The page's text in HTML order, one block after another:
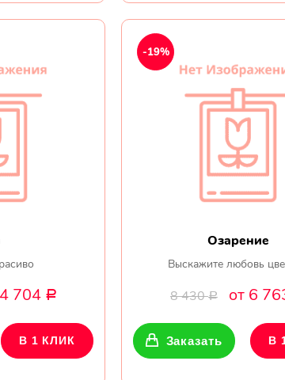
704 Р
В 1 КЛИК
Озарение
Выскажите любовь
8 430Р от 6
-19%
Заказать В